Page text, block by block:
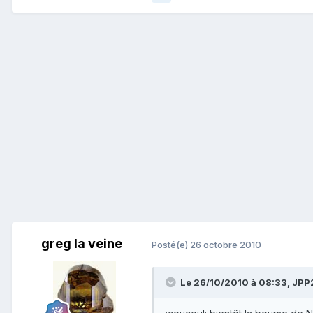
greg la veine Posté(e) 26 octobre 2010
Le 26/10/2010 à 08:33,